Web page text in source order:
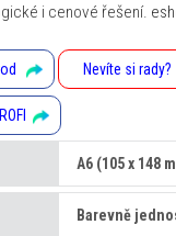
i cenové řešení.
Nevíte si rady?